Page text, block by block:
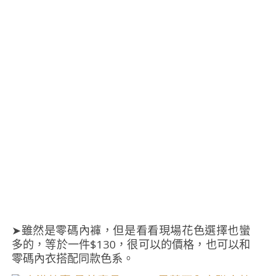
➤雖然是零碼內褲，但是看看現場花色選擇也蠻
多的，等於一件$130，很可以的價格，也可以和
零碼內衣搭配同款色系。